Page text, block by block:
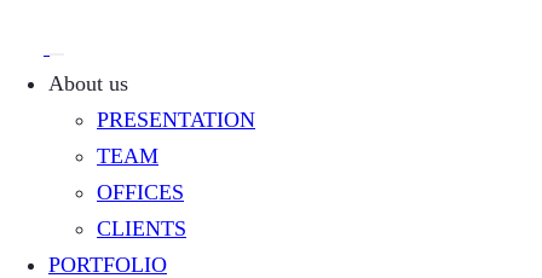
About us
PRESENTATION
TEAM
OFFICES
CLIENTS
PORTFOLIO